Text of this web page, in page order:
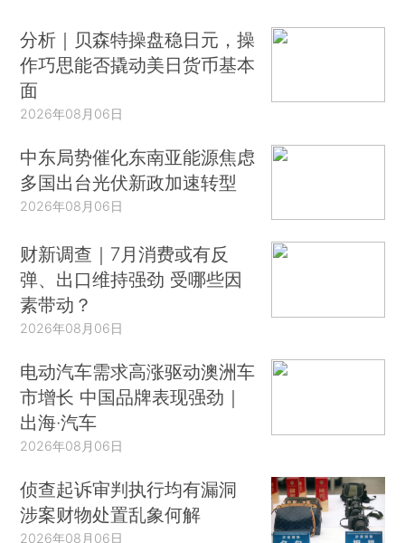
分析｜贝森特操盘稳日元，操
作巧思能否撬动美日货币基本
面
2026年08月06日
中东局势催化东南亚能源焦虑
多国出台光伏新政加速转型
2026年08月06日
财新调查｜7月消费或有反
弹、出口维持强劲 受哪些因
素带动？
2026年08月06日
电动汽车需求高涨驱动澳洲车
市增长 中国品牌表现强劲｜
出海·汽车
2026年08月06日
侦查起诉审判执行均有漏洞
涉案财物处置乱象何解
2026年08月06日